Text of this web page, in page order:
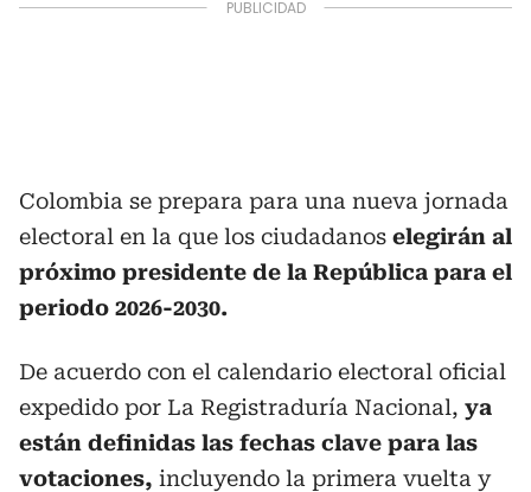
Colombia se prepara para una nueva jornada
electoral en la que los ciudadanos elegirán al
próximo presidente de la República para el
periodo 2026-2030.
De acuerdo con el calendario electoral oficial
expedido por La Registraduría Nacional, ya
están definidas las fechas clave para las
votaciones, incluyendo la primera vuelta y